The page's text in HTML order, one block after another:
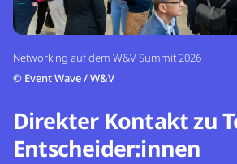
Networking auf dem W&V Summit 2026
© Event Wave / W&V
Direkter Kontakt zu
Entscheider:innen